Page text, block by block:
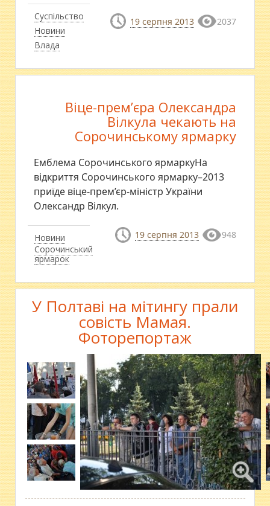
Суспільство
Новини
Влада
19 серпня 2013 2037
Новини
Сорочинський
ярмарок
Віце-прем’єра Олександра
Вілкула чекають на
Сорочинському ярмарку
Емблема Сорочинського ярмаркуНа
відкриття Сорочинського ярмарку–2013
приїде віце-прем’єр-міністр України
Олександр Вілкул.
19 серпня 2013 948
У Полтаві на мітингу прали
совість Мамая.
Фоторепортаж